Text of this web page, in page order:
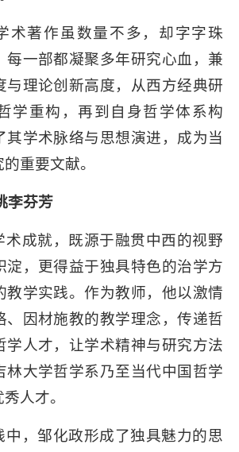
术著作虽数量不多，却字字珠
每一部都凝聚多年研究心血，兼
与理论创新高度，从西方经典研
学重构，再到自身哲学体系构
其学术脉络与思想演进，成为当
重要文献。
李芬芳
术成就，既源于融贯中西的视野
淀，更得益于独具特色的治学方
教学实践。作为教师，他以激情
、因材施教的教学理念，传递哲
学人才，让学术精神与研究方法
林大学哲学系乃至当代中国哲学
人才。
中，邹化政形成了独具魅力的思